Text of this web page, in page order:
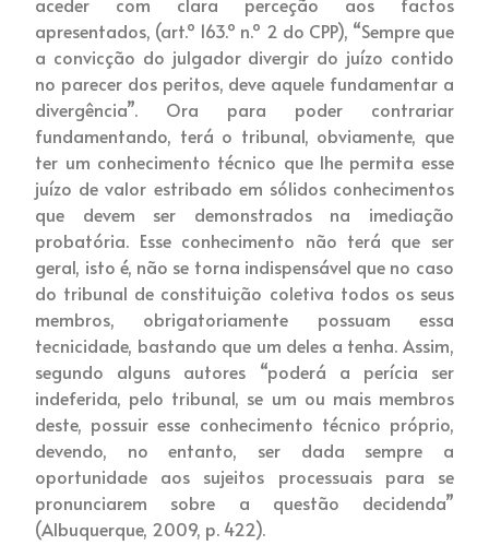
apresentados, (art.º 163.º n.º 2 do CPP), “Sempre que
a convicção do julgador divergir do juízo contido
no parecer dos peritos, deve aquele fundamentar a
divergência”.
Ora para poder contrariar
fundamentando, terá o tribunal, obviamente, que
ter um conhecimento técnico que lhe permita esse
juízo de valor estribado em sólidos conhecimentos
que devem ser demonstrados na imediação
probatória. Esse conhecimento não terá que ser
geral, isto é, não se torna indispensável que no caso
do tribunal de constituição coletiva todos os seus
membros, obrigatoriamente possuam essa
tecnicidade, bastando que um deles a tenha. Assim,
segundo alguns autores “poderá a perícia ser
indeferida, pelo tribunal, se um ou mais membros
deste, possuir esse conhecimento técnico próprio,
devendo, no entanto, ser dada sempre a
oportunidade aos sujeitos processuais para se
pronunciarem sobre a questão decidenda”
(Albuquerque, 2009, p. 422).